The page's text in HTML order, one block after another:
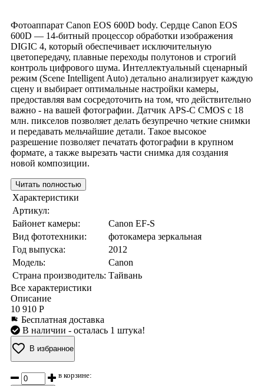
Фотоаппарат Canon EOS 600D body. Сердце Canon EOS
600D — 14-битный процессор обработки изображения
DIGIC 4, который обеспечивает исключительную
цветопередачу, плавные переходы полутонов и строгий
контроль цифрового шума. Интеллектуальный сценарный
режим (Scene Intelligent Auto) детально анализирует каждую
сцену и выбирает оптимальные настройки камеры,
предоставляя вам сосредоточить на том, что действительно
важно - на вашей фотографии. Датчик APS-C CMOS с 18
млн. пикселов позволяет делать безупречно четкие снимки
и передавать мельчайшие детали. Такое высокое
разрешение позволяет печатать фотографии в крупном
формате, а также вырезать части снимка для создания
новой композиции.
Читать полностью
Характеристики
Артикул:
Байонет камеры:
Canon EF-S
Вид фототехники:
фотокамера зеркальная
Год выпуска:
2012
Модель:
Canon
Страна производитель: Тайвань
Все характеристики
Описание
10 910 Р
Бесплатная доставка
В наличии - осталась 1 штука!
В избранное
в корзине: